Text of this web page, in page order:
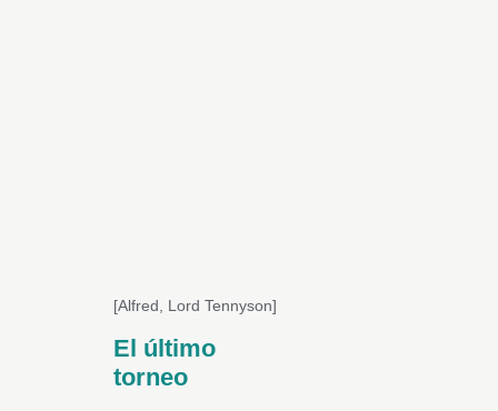
[Alfred, Lord Tennyson]
El último
torneo